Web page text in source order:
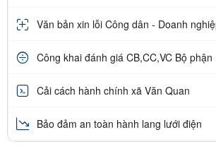
Văn bản xin lỗi Công dân - Doanh
Công khai đánh giá CB,CC,VC Bộ
Cải cách hành chính xã Văn Quan
Bảo đảm an toàn hành lang lưới điện